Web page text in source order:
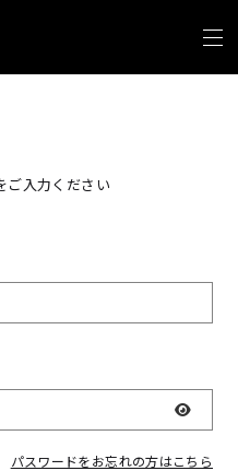
ご入力ください
表示
パスワードをお忘れの方はこちら